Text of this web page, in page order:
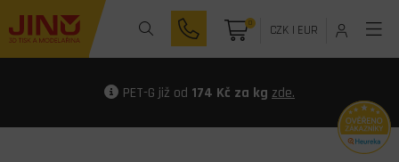
0 CZK| EUR
PET-G již od 174 Kč za kg zde.